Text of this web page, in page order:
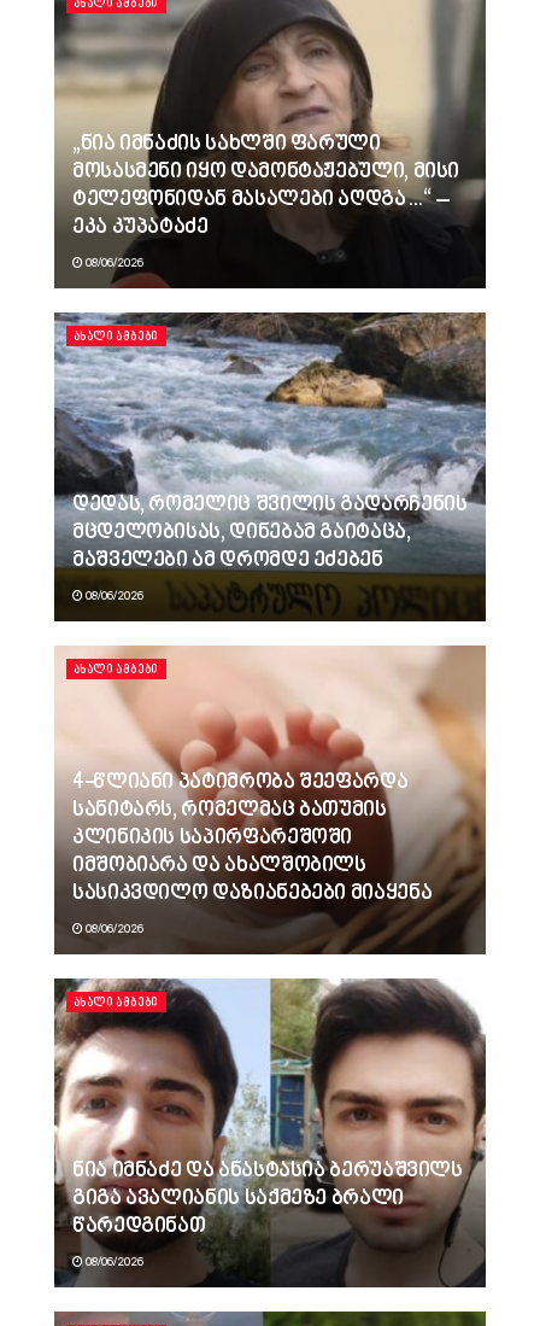
ᲐᲮᲐᲚᲘ ᲐᲛᲑᲔᲑᲘ
„ნია იმნაძის სახლში ფარული
მოსასმენი იყო დამონტაჟებული, მისი
ტელეფონიდან მასალები აღდგა…“ –
ეკა კუპატაძე
08/06/2026
ᲐᲮᲐᲚᲘ ᲐᲛᲑᲔᲑᲘ
დედას, რომელიც შვილის გადარჩენის
მცდელობისას, დინებამ გაიტაცა,
მაშველები ამ დრომდე ეძებენ
08/06/2026
ᲐᲮᲐᲚᲘ ᲐᲛᲑᲔᲑᲘ
4-წლიანი პატიმრობა შეეფარდა
სანიტარს, რომელმაც ბათუმის
კლინიკის საპირფარეშოში
იმშობიარა და ახალშობილს
სასიკვდილო დაზიანებები მიაყენა
08/06/2026
ᲐᲮᲐᲚᲘ ᲐᲛᲑᲔᲑᲘ
ნია იმნაძე და ანასტასია ბერუაშვილს
გიგა ავალიანის საქმეზე ბრალი
წარედგინათ
08/06/2026